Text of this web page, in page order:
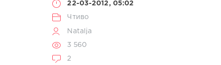
22-03-2012, 05:02
Чтиво
Natalja
3 560
2